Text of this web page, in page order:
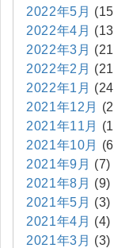
2022年5月
2022年4月
2022年3月
2022年2月
2022年1月
2021年12月
2021年11月
2021年10月
2021年9月 (7)
2021年8月 (9)
2021年5月 (3)
2021年4月 (4)
2021年3月 (3)